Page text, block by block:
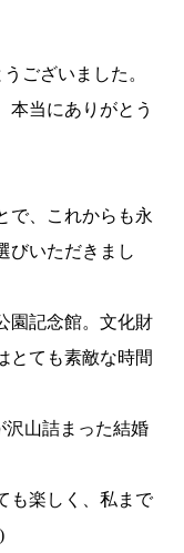
ございました。
本当にありがとう
で、これからも永
びいただきまし
園記念館。文化財
とても素敵な時間
山詰まった結婚
も楽しく、私まで